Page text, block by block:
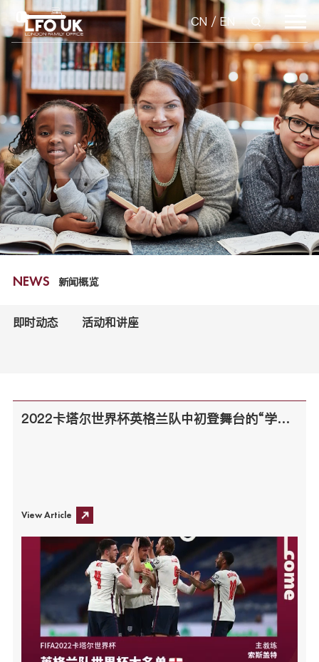
CN / EN
NEWS 新闻概览
即时动态 活动和讲座
2022卡塔尔世界杯英格兰队中初登舞台的“学霸”你知道嘛？
View Article